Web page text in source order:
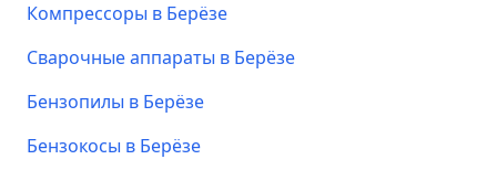
Компрессоры в Берёзе
Сварочные аппараты в Берёзе
Бензопилы в Берёзе
Бензокосы в Берёзе